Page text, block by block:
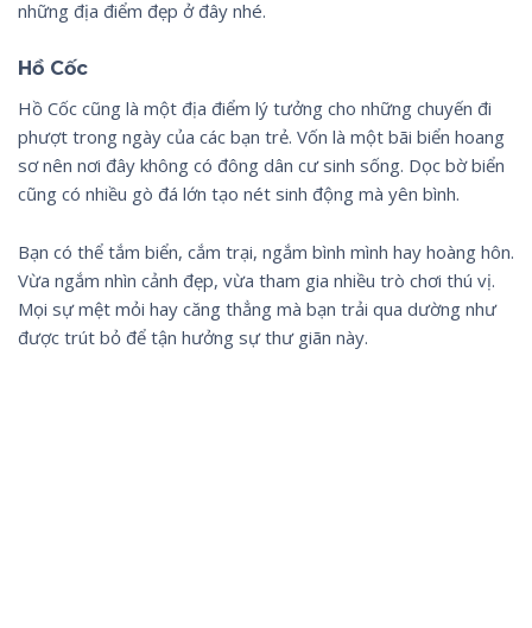
những địa điểm đẹp ở đây nhé.
Hồ Cốc
Hồ Cốc cũng là một địa điểm lý tưởng cho những chuyến đi
phượt trong ngày của các bạn trẻ. Vốn là một bãi biển hoang
sơ nên nơi đây không có đông dân cư sinh sống. Dọc bờ biển
cũng có nhiều gò đá lớn tạo nét sinh động mà yên bình.
Bạn có thể tắm biển, cắm trại, ngắm bình mình hay hoàng hôn.
Vừa ngắm nhìn cảnh đẹp, vừa tham gia nhiều trò chơi thú vị.
Mọi sự mệt mỏi hay căng thẳng mà bạn trải qua dường như
được trút bỏ để tận hưởng sự thư giãn này.